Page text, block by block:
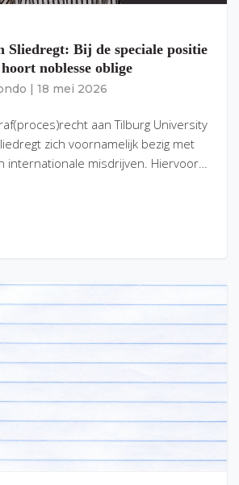
Sliedregt: Bij de speciale positie
noblesse oblige
18 mei 2026
aan Tilburg University
zich voornamelijk bezig met
internationale misdrijven. Hiervoor…